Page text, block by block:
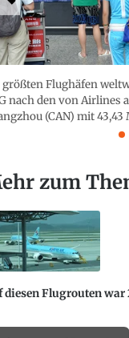
größten Flughäfen
nach den von Airlines
(CAN) mit
zum
diesen Flugrouten war